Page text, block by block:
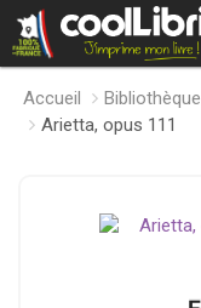
Accueil Bibliothèque
Arietta, opus 111